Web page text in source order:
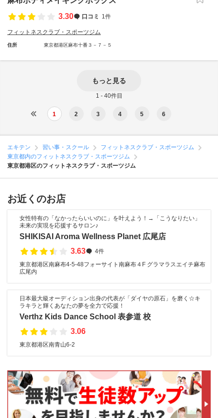
3.30
口コミ 1件
フィットネスクラブ・スポーツジム
住所 東京都港区麻布十番３－７－５
もっと見る
1 - 40件目
1 2 3 4 5 6
エキテン 習い事・スクール
フィットネスクラブ・スポーツジム
東京都内のフィットネスクラブ・スポーツジム
東京都港区のフィットネスクラブ・スポーツジム
お近くのお店
女性特有の「なかったらいいのに」を叶えよう！→「こうなりたい」
未来の実現を応援するサロン♪
SHIKISAI Aroma Wellness Planet 広尾店
3.63
4件
東京都港区南麻布4-5-48フォーサイト南麻布４F グラマラスエイチ麻布
広尾内
日本最大級オーディション出身の代表が「ダイヤの原石」を磨く☆キ
ラキラと輝くあなたの夢を全力で応援！
Verthz Kids Dance School 表参道 校
3.06
東京都港区南青山6-2